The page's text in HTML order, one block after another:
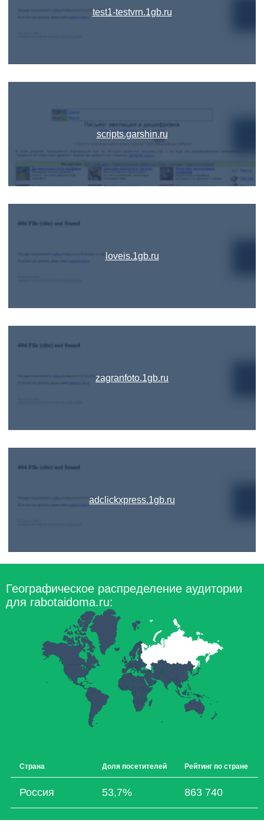
test1-testvrn.1gb.ru
scripts.garshin.ru
loveis.1gb.ru
zagranfoto.1gb.ru
adclickxpress.1gb.ru
Географическое распределение аудитории
для rabotaidoma.ru:
Страна Доля посетителей Рейтинг по стране
Россия 53,7% 863 740